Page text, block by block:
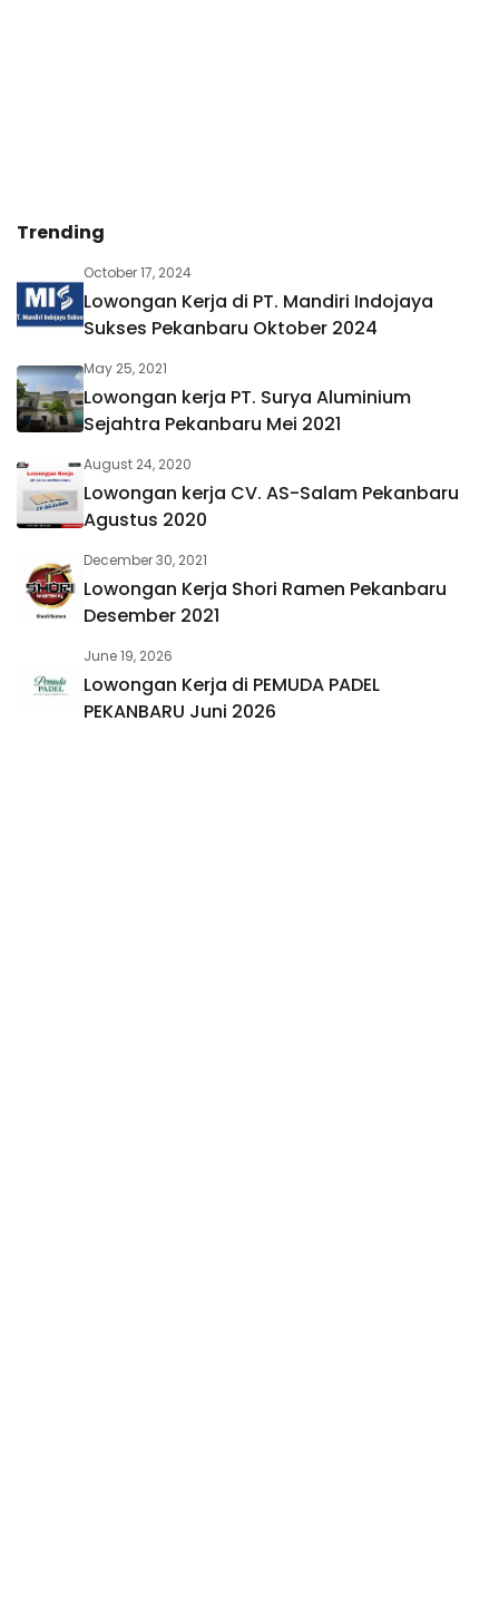
Trending
October 17, 2024
Lowongan Kerja di PT. Mandiri Indojaya
Sukses Pekanbaru Oktober 2024
May 25, 2021
Lowongan kerja PT. Surya Aluminium
Sejahtra Pekanbaru Mei 2021
August 24, 2020
Lowongan kerja CV. AS-Salam Pekanbaru
Agustus 2020
December 30, 2021
Lowongan Kerja Shori Ramen Pekanbaru
Desember 2021
June 19, 2026
Lowongan Kerja di PEMUDA PADEL
PEKANBARU Juni 2026